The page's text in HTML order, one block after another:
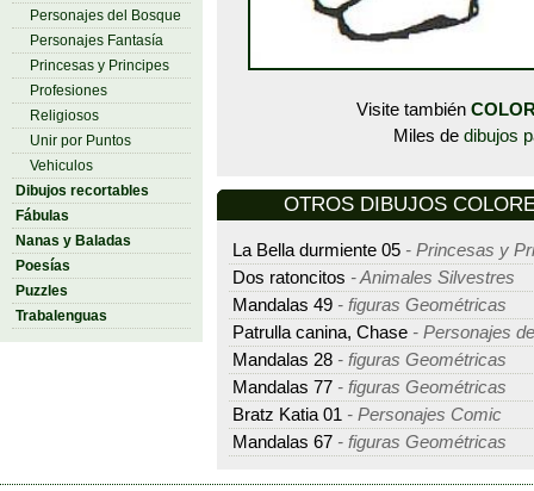
Personajes del Bosque
Personajes Fantasía
Princesas y Principes
Profesiones
Religiosos
Unir por Puntos
Vehiculos
Dibujos recortables
Fábulas
Nanas y Baladas
Poesías
Puzzles
Trabalenguas
Visite también
Miles de dibujos
OTROS DIBUJOS
La Bella durmiente 05 - Princesas y
Dos ratoncitos - Animales Silvestres
Mandalas 49 - figuras Geométricas
Patrulla canina, Chase - Personajes
Mandalas 28 - figuras Geométricas
Mandalas 77 - figuras Geométricas
Bratz Katia 01 - Personajes Comic
Mandalas 67 - figuras Geométricas